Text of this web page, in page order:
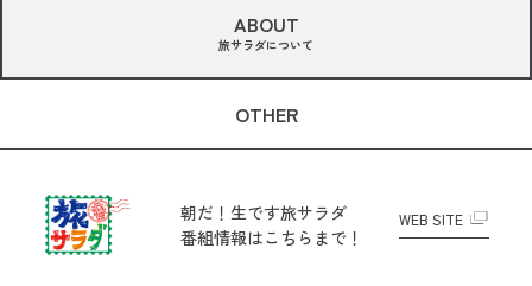
ABOUT
旅サラダについて
OTHER
朝だ！生です旅サラダ
番組情報はこちらまで！
WEB SITE